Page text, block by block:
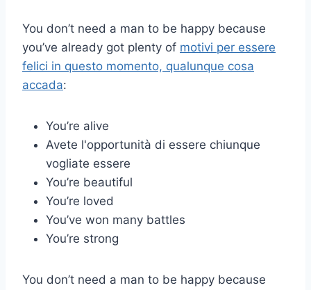
You don’t need a man to be happy because
you’ve already got plenty of motivi per essere
felici in questo momento, qualunque cosa
accada:
You’re alive
Avete l'opportunità di essere chiunque
vogliate essere
You’re beautiful
You’re loved
You’ve won many battles
You’re strong
You don’t need a man to be happy because